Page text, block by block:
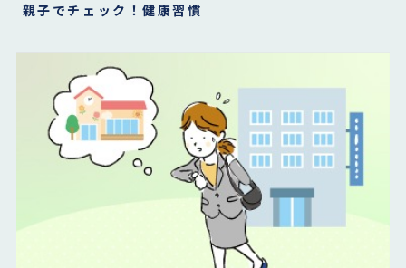
親子でチェック！健康習慣